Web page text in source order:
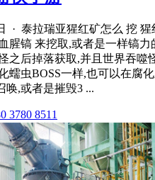
· 泰拉瑞亚猩红矿怎么 挖 猩
腥镐 来挖取,或者是一样镐力
之后掉落获取,并且世界吞噬
蠕虫BOSS一样,也可以在腐
唤,或者是摧毁3 ...
3780 8511